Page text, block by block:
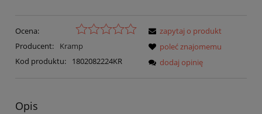
Ocena:
Producent:
Kramp
Kod produktu:
1802082224KR
zapytaj o produkt
poleć znajomemu
dodaj opinię
Opis